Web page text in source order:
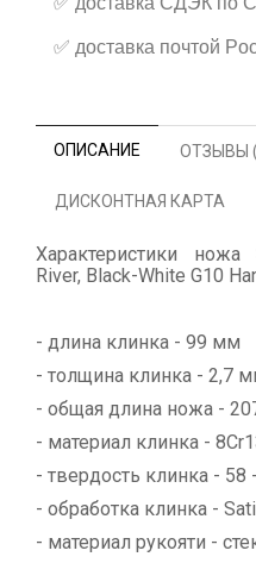
✅ доставка почтой
ОПИСАНИЕ ОТЗЫВЫ
ДИСКОНТНАЯ КАРТА
Характеристики ножа
River, Black-White G10
- длина клинка - 99 мм
- толщина клинка - 2,7
- общая длина ножа -
- материал клинка -
- твердость клинка - 58
- обработка клинка -
- материал рукояти -